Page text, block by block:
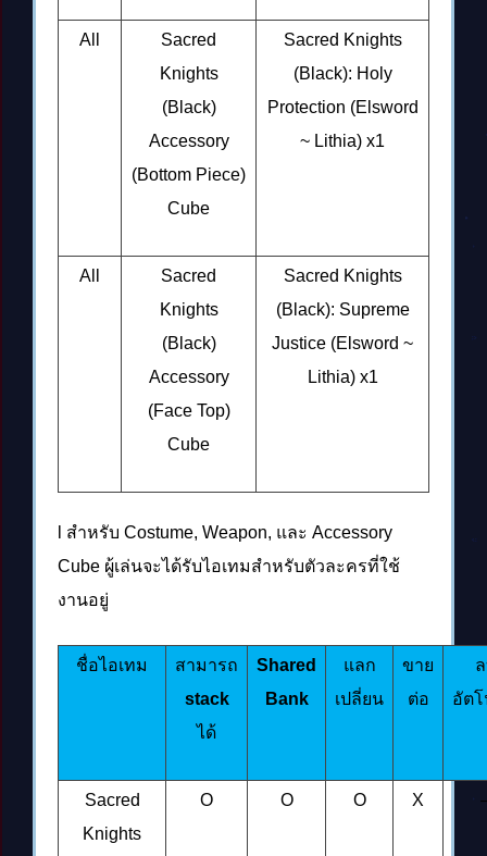
All
Sacred
Knights
(Black)
Accessory
(Bottom Piece)
Cube
Sacred Knights
(Black): Holy
Protection (Elsword
~ Lithia) x1
All
Sacred
Knights
(Black)
Accessory
(Face Top)
Cube
Sacred Knights
(Black): Supreme
Justice (Elsword ~
Lithia) x1
l สำหรับ Costume, Weapon, และ Accessory
Cube ผู้เล่นจะได้รับไอเทมสำหรับตัวละครที่ใช้
งานอยู่
ชื่อไอเทม
สามารถ
stack
ได้
Shared
Bank
แลก
เปลี่ยน
ขาย
ต่อ
อัต
Sacred
Knights
O O O X